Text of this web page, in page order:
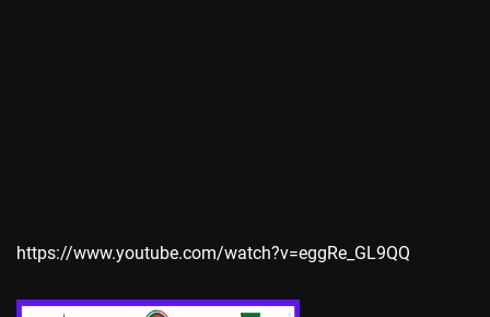
https://www.youtube.com/watch?v=eggRe_GL9QQ